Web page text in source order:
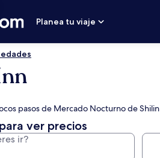
Planea tu viaje
pasos de Mercado Nocturno de Shilin
ver precios
ir?